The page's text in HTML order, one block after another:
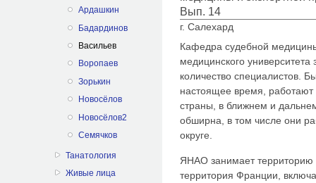
Ардашкин
Бадардинов
Васильев
Воропаев
Зорькин
Новосёлов
Новосёлов2
Семячков
Танатология
Живые лица
Вып. 14
г. Салехард
Кафедра судебной
медицинского
количество специалистов.
настоящее время, работают
страны, в ближнем и
обширна, в том числе они
округе.
ЯНАО занимает
территория Франции,